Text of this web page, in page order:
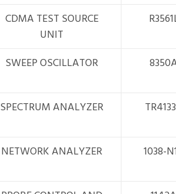
CDMA TEST SOURCE
UNIT
SWEEP OSCILLATOR
SPECTRUM ANALYZER
NETWORK ANALYZER 1038-